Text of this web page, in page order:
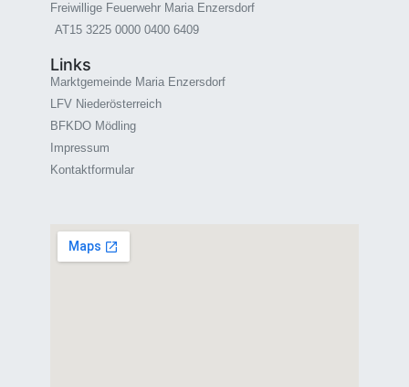
Freiwillige Feuerwehr Maria Enzersdorf
AT15 3225 0000 0400 6409
Links
Marktgemeinde Maria Enzersdorf
LFV Niederösterreich
BFKDO Mödling
Impressum
Kontaktformular